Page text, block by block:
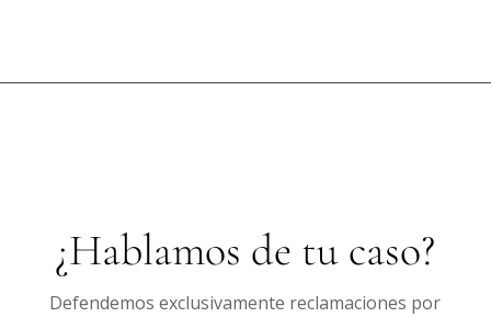
¿Hablamos de tu caso?
Defendemos exclusivamente reclamaciones por